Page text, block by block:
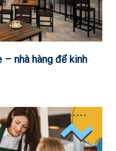
nhà hàng để kinh